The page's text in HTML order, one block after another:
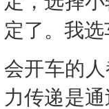
定了。我
会开车的
力传递是